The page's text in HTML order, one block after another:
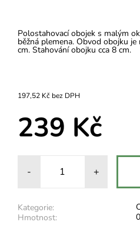
Polostahovací obojek s malým
běžná plemena. Obvod obojku
cm. Stahování obojku cca 8 cm.
197,52 Kč bez DPH
239 Kč
- +
Kategorie:
Hmotnost: